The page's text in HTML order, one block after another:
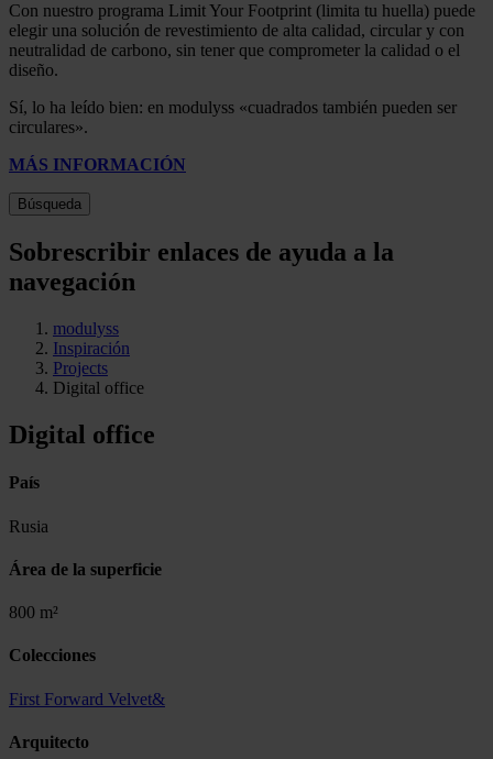
Con nuestro programa Limit Your Footprint (limita tu huella) puede
elegir una solución de revestimiento de alta calidad, circular y con
neutralidad de carbono, sin tener que comprometer la calidad o el
diseño.
Sí, lo ha leído bien: en modulyss «cuadrados también pueden ser
circulares».
MÁS INFORMACIÓN
Búsqueda
Sobrescribir enlaces de ayuda a la
navegación
modulyss
Inspiración
Projects
Digital office
Digital office
País
Rusia
Área de la superficie
800 m²
Colecciones
First Forward Velvet&
Arquitecto